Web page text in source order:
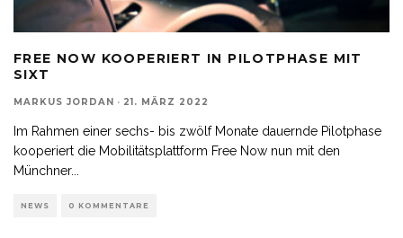
FREE NOW KOOPERIERT IN PILOTPHASE MIT
SIXT
MARKUS JORDAN · 21. MÄRZ 2022
Im Rahmen einer sechs- bis zwölf Monate dauernde Pilotphase
kooperiert die Mobilitätsplattform Free Now nun mit den
Münchner...
NEWS 0 KOMMENTARE